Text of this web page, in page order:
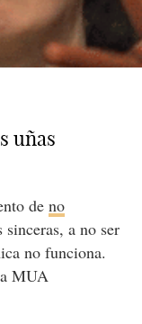
uñas
de no
sinceras, a no ser
no funciona.
MUA